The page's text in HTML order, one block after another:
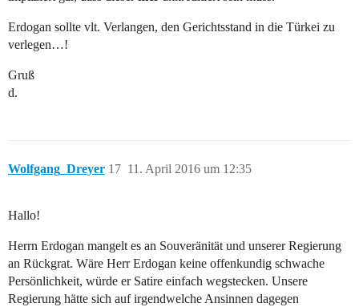
Erdogan sollte vlt. Verlangen, den Gerichtsstand in die Türkei zu
verlegen…!
Gruß
d.
Wolfgang_Dreyer 11. April 2016 um 12:35
17
Hallo!
Herrn Erdogan mangelt es an Souveränität und unserer Regierung
an Rückgrat. Wäre Herr Erdogan keine offenkundig schwache
Persönlichkeit, würde er Satire einfach wegstecken. Unsere
Regierung hätte sich auf irgendwelche Ansinnen dagegen